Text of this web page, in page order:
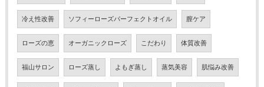
冷え性改善 ソフィーローズパーフェクトオイル 膣ケア
ローズの恵 オーガニックローズ こだわり 体質改善
福山サロン ローズ蒸し よもぎ蒸し 蒸気美容 肌悩み改善